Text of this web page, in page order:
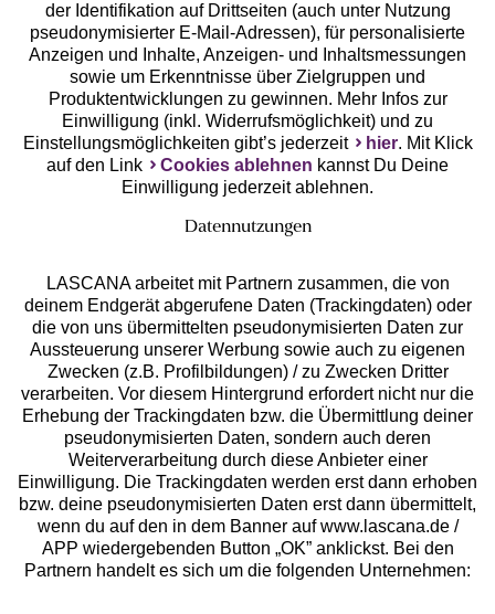
Unsere Apps
Services
Beratung
Über uns
Rechtliches
der Identifikation auf Drittseiten (auch unter Nutzung
pseudonymisierter E-Mail-Adressen), für personalisierte
Anzeigen und Inhalte, Anzeigen- und Inhaltsmessungen
sowie um Erkenntnisse über Zielgruppen und
Produktentwicklungen zu gewinnen. Mehr Infos zur
Einwilligung (inkl. Widerrufsmöglichkeit) und zu
Einstellungsmöglichkeiten gibt’s jederzeit
hier. Mit Klick
auf den Link
Cookies ablehnen kannst Du Deine
Einwilligung jederzeit ablehnen.
Datennutzungen
LASCANA arbeitet mit Partnern zusammen, die von
deinem Endgerät abgerufene Daten (Trackingdaten) oder
die von uns übermittelten pseudonymisierten Daten zur
Aussteuerung unserer Werbung sowie auch zu eigenen
Zwecken (z.B. Profilbildungen) / zu Zwecken Dritter
verarbeiten. Vor diesem Hintergrund erfordert nicht nur die
Erhebung der Trackingdaten bzw. die Übermittlung deiner
pseudonymisierten Daten, sondern auch deren
Weiterverarbeitung durch diese Anbieter einer
Einwilligung. Die Trackingdaten werden erst dann erhoben
bzw. deine pseudonymisierten Daten erst dann übermittelt,
wenn du auf den in dem Banner auf www.lascana.de /
APP wiedergebenden Button „OK” anklickst. Bei den
Partnern handelt es sich um die folgenden Unternehmen: